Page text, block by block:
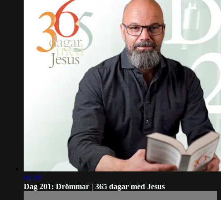
02:20
Dag 201: Drömmar | 365 dagar med Jesus